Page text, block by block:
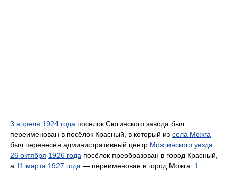
3 апреля 1924 года посёлок Сюгинского завода был
переименован в посёлок Красный, в который из села Можга
был перенесён административный центр Можгинского уезда.
26 октября 1926 года посёлок преобразован в город Красный,
а 11 марта 1927 года — переименован в город Можга. 1